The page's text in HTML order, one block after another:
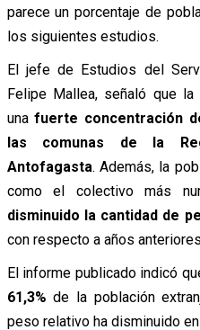
parece un porcentaje de
los siguientes estudios.
El jefe de Estudios del
Felipe Mallea, señaló que
unafuerte concentración
las comunas de la
Antofagasta. Además, la
como el colectivo más
disminuido la cantidad de
con respecto a años
El informe publicado indicó
61,3% de la población
peso relativo ha disminuido